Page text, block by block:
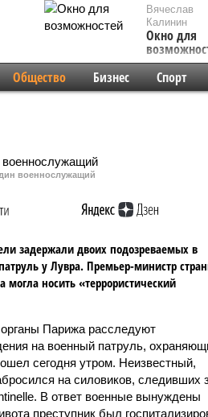
Вячеслав
Калинин
Окно для
Общество Бизнес Спорт
военнослужащий
задержали двоих подозреваемых в
у Лувра. Премьер-министр
могла носить «террористический
Парижа расследуют
на военный патруль,
сегодня утром. Неизвестный,
на силовиков, следивших
В ответ военные вынуждены
преступник был